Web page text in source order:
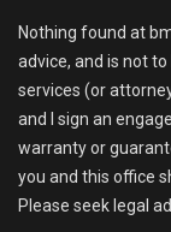
Nothing found at
advice, and is not
services (or
and I sign an
warranty or
you and this office
Please seek legal